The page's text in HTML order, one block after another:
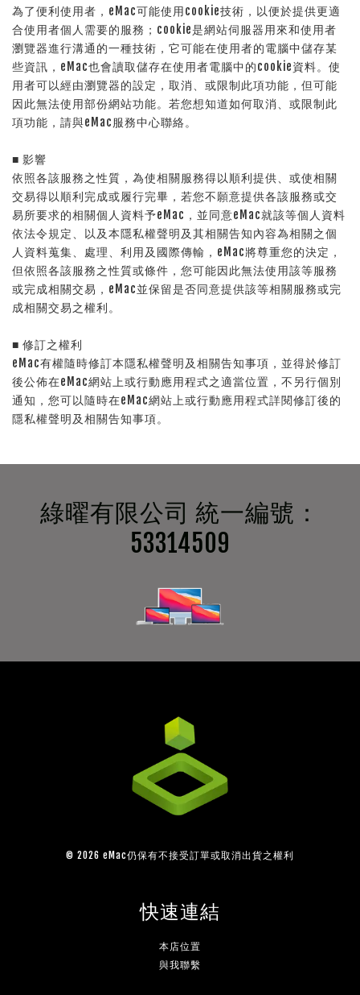
為了便利使用者，eMac可能使用cookie技術，以便於提供更適
合使用者個人需要的服務；cookie是網站伺服器用來和使用者
瀏覽器進行溝通的一種技術，它可能在使用者的電腦中儲存某
些資訊，eMac也會讀取儲存在使用者電腦中的cookie資料。使
用者可以經由瀏覽器的設定，取消、或限制此項功能，但可能
因此無法使用部份網站功能。若您想知道如何取消、或限制此
項功能，請與eMac服務中心聯絡。
■ 影響
依照各該服務之性質，為使相關服務得以順利提供、或使相關
交易得以順利完成或履行完畢，若您不願意提供各該服務或交
易所要求的相關個人資料予eMac，並同意eMac就該等個人資料
依法令規定、以及本隱私權聲明及其相關告知內容為相關之個
人資料蒐集、處理、利用及國際傳輸，eMac將尊重您的決定，
但依照各該服務之性質或條件，您可能因此無法使用該等服務
或完成相關交易，eMac並保留是否同意提供該等相關服務或完
成相關交易之權利。
■ 修訂之權利
eMac有權隨時修訂本隱私權聲明及相關告知事項，並得於修訂
後公佈在eMac網站上或行動應用程式之適當位置，不另行個別
通知，您可以隨時在eMac網站上或行動應用程式詳閱修訂後的
隱私權聲明及相關告知事項。
綠曜有限公司 統一編號：
53314509
© 2026 eMac仍保有不接受訂單或取消出貨之權利
快速連結
本店位置
與我聯繫